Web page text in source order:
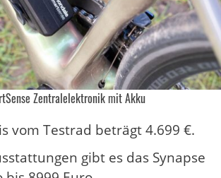
Zentralelektronik mit Akku
vom Testrad beträgt 4.699 €.
gibt es das Synapse